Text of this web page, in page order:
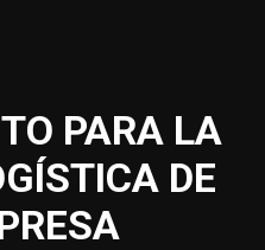
PARA LA
DE